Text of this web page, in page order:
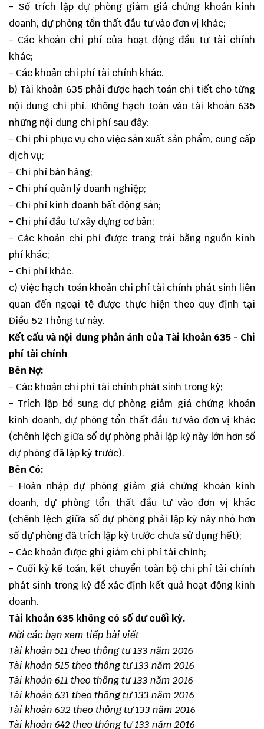
- Số trích lập dự phòng giảm giá chứng khoán kinh
doanh, dự phòng tổn thất đầu tư vào đơn vị khác;
- Các khoản chi phí của hoạt động đầu tư tài chính
khác;
- Các khoản chi phí tài chính khác.
b) Tài khoản 635 phải được hạch toán chi tiết cho từng
nội dung chi phí. Không hạch toán vào tài khoản 635
những nội dung chi phí sau đây:
- Chi phí phục vụ cho việc sản xuất sản phẩm, cung cấp
dịch vụ;
- Chi phí bán hàng;
- Chi phí quản lý doanh nghiệp;
- Chi phí kinh doanh bất động sản;
- Chi phí đầu tư xây dựng cơ bản;
- Các khoản chi phí được trang trải bằng nguồn kinh
phí khác;
- Chi phí khác.
c) Việc hạch toán khoản chi phí tài chính phát sinh liên
quan đến ngoại tệ được thực hiện theo quy định tại
Điều 52 Thông tư này.
Kết cấu và nội dung phản ánh của Tài khoản 635 - Chi
phí tài chính
Bên Nợ:
- Các khoản chi phí tài chính phát sinh trong kỳ;
- Trích lập bổ sung dự phòng giảm giá chứng khoán
kinh doanh, dự phòng tổn thất đầu tư vào đơn vị khác
(chênh lệch giữa số dự phòng phải lập kỳ này lớn hơn số
dự phòng đã lập kỳ trước).
Bên Có:
- Hoàn nhập dự phòng giảm giá chứng khoán kinh
doanh, dự phòng tổn thất đầu tư vào đơn vị khác
(chênh lệch giữa số dự phòng phải lập kỳ này nhỏ hơn
số dự phòng đã trích lập kỳ trước chưa sử dụng hết);
- Các khoản được ghi giảm chi phí tài chính;
- Cuối kỳ kế toán, kết chuyển toàn bộ chi phí tài chính
phát sinh trong kỳ để xác định kết quả hoạt động kinh
doanh.
Tài khoản 635 không có số dư cuối kỳ.
Mời các bạn xem tiếp bài viết
Tài khoản 511 theo thông tư 133 năm 2016
Tài khoản 515 theo thông tư 133 năm 2016
Tài khoản 611 theo thông tư 133 năm 2016
Tài khoản 631 theo thông tư 133 năm 2016
Tài khoản 632 theo thông tư 133 năm 2016
Tài khoản 642 theo thông tư 133 năm 2016